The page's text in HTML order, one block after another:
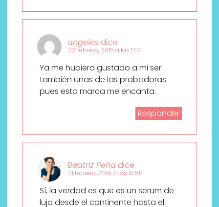
angeles dice:
22 febrero, 2015 a las 17:41
Ya me hubiera gustado a mi ser
también unas de las probadoras
pues esta marca me encanta.
Responder
Beatriz Peña dice:
21 febrero, 2015 a las 18:58
Sí, la verdad es que es un serum de
lujo desde el continente hasta el